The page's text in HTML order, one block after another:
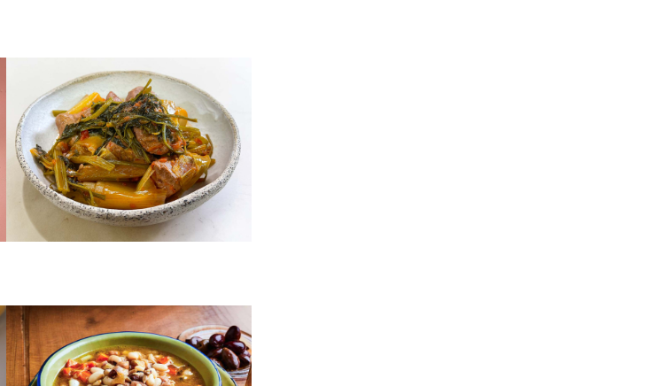
Χοιρινό κρασάτο με
πρασοσέλινο
Οσπριάδα
ΟΣΠΡΙΑ